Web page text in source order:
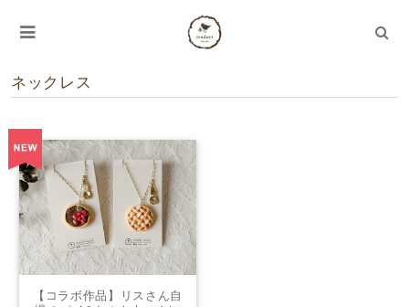
ネックレス
【コラボ作品】リスさん自